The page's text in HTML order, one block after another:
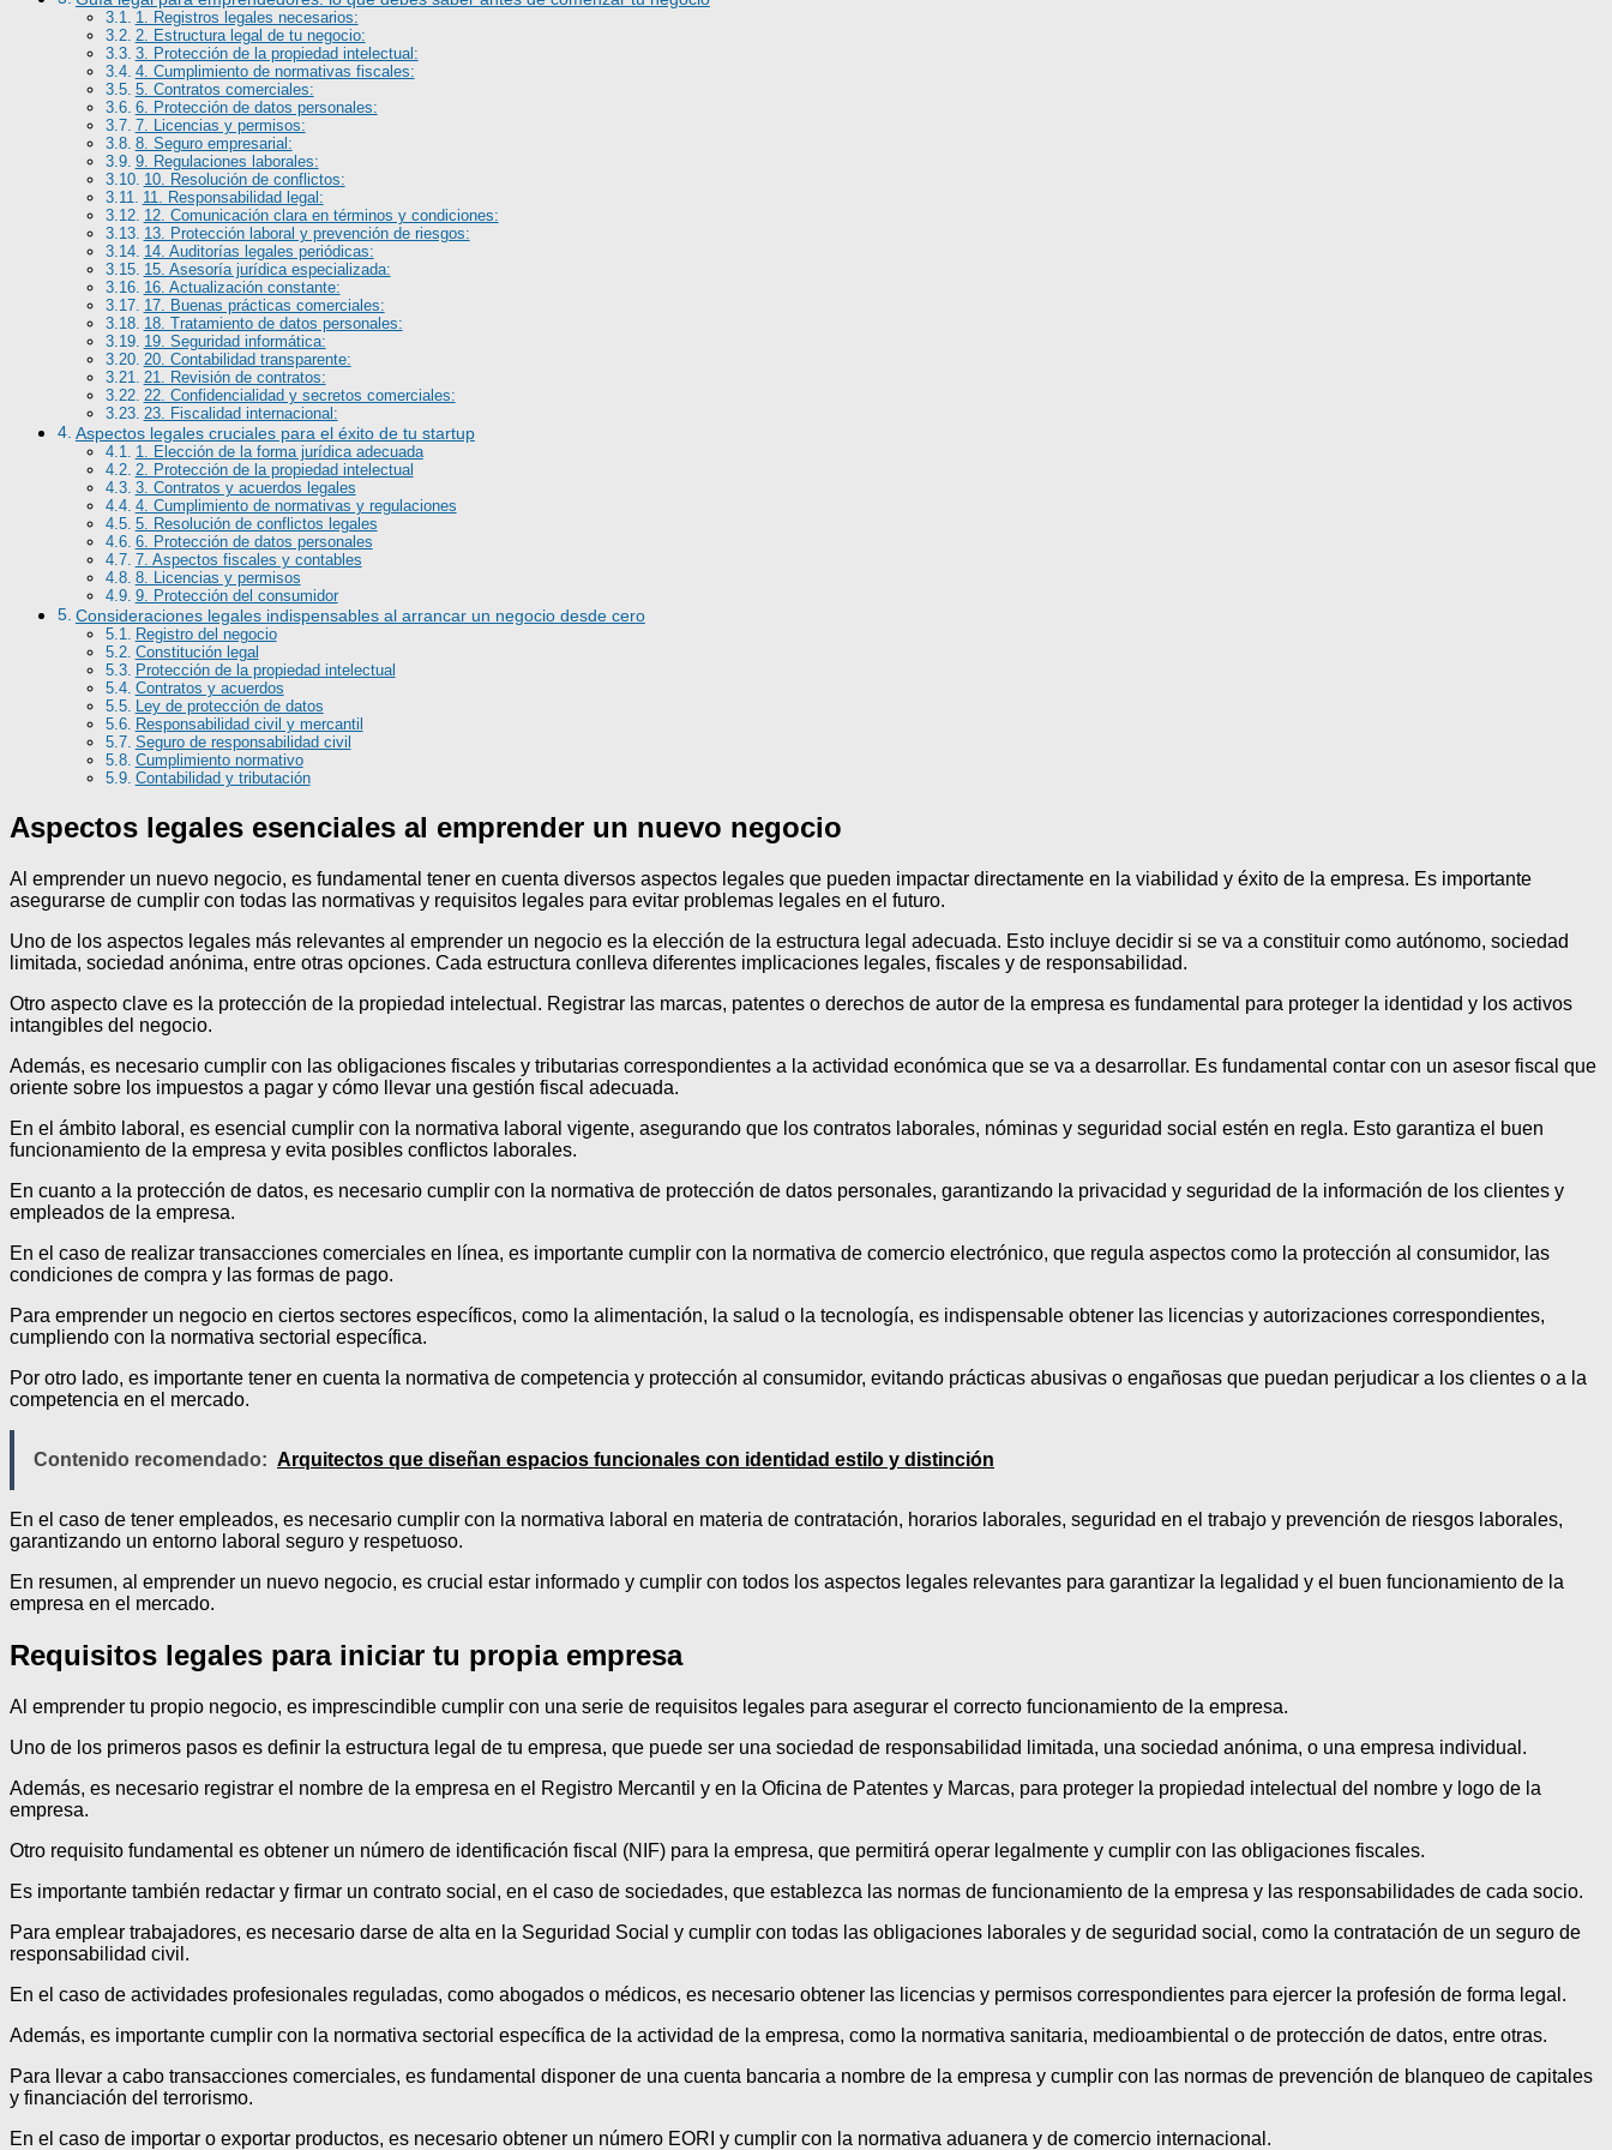
1. Registros legales necesarios:
2. Estructura legal de tu negocio:
3. Protección de la propiedad intelectual:
4. Cumplimiento de normativas fiscales:
5. Contratos comerciales:
6. Protección de datos personales:
7. Licencias y permisos:
8. Seguro empresarial:
9. Regulaciones laborales:
10. Resolución de conflictos:
11. Responsabilidad legal:
12. Comunicación clara en términos y condiciones:
13. Protección laboral y prevención de riesgos:
14. Auditorías legales periódicas:
15. Asesoría jurídica especializada:
16. Actualización constante:
17. Buenas prácticas comerciales:
18. Tratamiento de datos personales:
19. Seguridad informática:
20. Contabilidad transparente:
21. Revisión de contratos:
22. Confidencialidad y secretos comerciales:
23. Fiscalidad internacional:
Aspectos legales cruciales para el éxito de tu startup
1. Elección de la forma jurídica adecuada
2. Protección de la propiedad intelectual
3. Contratos y acuerdos legales
4. Cumplimiento de normativas y regulaciones
5. Resolución de conflictos legales
6. Protección de datos personales
7. Aspectos fiscales y contables
8. Licencias y permisos
9. Protección del consumidor
Consideraciones legales indispensables al arrancar un negocio desde cero
Registro del negocio
Constitución legal
Protección de la propiedad intelectual
Contratos y acuerdos
Ley de protección de datos
Responsabilidad civil y mercantil
Seguro de responsabilidad civil
Cumplimiento normativo
Contabilidad y tributación
Aspectos legales esenciales al emprender un nuevo negocio
Al emprender un nuevo negocio, es fundamental tener en cuenta diversos aspectos legales que pueden impactar directamente en la viabilidad y éxito de la empresa. Es importante
asegurarse de cumplir con todas las normativas y requisitos legales para evitar problemas legales en el futuro.
Uno de los aspectos legales más relevantes al emprender un negocio es la elección de la estructura legal adecuada. Esto incluye decidir si se va a constituir como autónomo, sociedad
limitada, sociedad anónima, entre otras opciones. Cada estructura conlleva diferentes implicaciones legales, fiscales y de responsabilidad.
Otro aspecto clave es la protección de la propiedad intelectual. Registrar las marcas, patentes o derechos de autor de la empresa es fundamental para proteger la identidad y los activos
intangibles del negocio.
Además, es necesario cumplir con las obligaciones fiscales y tributarias correspondientes a la actividad económica que se va a desarrollar. Es fundamental contar con un asesor fiscal que
oriente sobre los impuestos a pagar y cómo llevar una gestión fiscal adecuada.
En el ámbito laboral, es esencial cumplir con la normativa laboral vigente, asegurando que los contratos laborales, nóminas y seguridad social estén en regla. Esto garantiza el buen
funcionamiento de la empresa y evita posibles conflictos laborales.
En cuanto a la protección de datos, es necesario cumplir con la normativa de protección de datos personales, garantizando la privacidad y seguridad de la información de los clientes y
empleados de la empresa.
En el caso de realizar transacciones comerciales en línea, es importante cumplir con la normativa de comercio electrónico, que regula aspectos como la protección al consumidor, las
condiciones de compra y las formas de pago.
Para emprender un negocio en ciertos sectores específicos, como la alimentación, la salud o la tecnología, es indispensable obtener las licencias y autorizaciones correspondientes,
cumpliendo con la normativa sectorial específica.
Por otro lado, es importante tener en cuenta la normativa de competencia y protección al consumidor, evitando prácticas abusivas o engañosas que puedan perjudicar a los clientes o a la
competencia en el mercado.
Contenido recomendado: Arquitectos que diseñan espacios funcionales con identidad estilo y distinción
En el caso de tener empleados, es necesario cumplir con la normativa laboral en materia de contratación, horarios laborales, seguridad en el trabajo y prevención de riesgos laborales,
garantizando un entorno laboral seguro y respetuoso.
En resumen, al emprender un nuevo negocio, es crucial estar informado y cumplir con todos los aspectos legales relevantes para garantizar la legalidad y el buen funcionamiento de la
empresa en el mercado.
Requisitos legales para iniciar tu propia empresa
Al emprender tu propio negocio, es imprescindible cumplir con una serie de requisitos legales para asegurar el correcto funcionamiento de la empresa.
Uno de los primeros pasos es definir la estructura legal de tu empresa, que puede ser una sociedad de responsabilidad limitada, una sociedad anónima, o una empresa individual.
Además, es necesario registrar el nombre de la empresa en el Registro Mercantil y en la Oficina de Patentes y Marcas, para proteger la propiedad intelectual del nombre y logo de la
empresa.
Otro requisito fundamental es obtener un número de identificación fiscal (NIF) para la empresa, que permitirá operar legalmente y cumplir con las obligaciones fiscales.
Es importante también redactar y firmar un contrato social, en el caso de sociedades, que establezca las normas de funcionamiento de la empresa y las responsabilidades de cada socio.
Para emplear trabajadores, es necesario darse de alta en la Seguridad Social y cumplir con todas las obligaciones laborales y de seguridad social, como la contratación de un seguro de
responsabilidad civil.
En el caso de actividades profesionales reguladas, como abogados o médicos, es necesario obtener las licencias y permisos correspondientes para ejercer la profesión de forma legal.
Además, es importante cumplir con la normativa sectorial específica de la actividad de la empresa, como la normativa sanitaria, medioambiental o de protección de datos, entre otras.
Para llevar a cabo transacciones comerciales, es fundamental disponer de una cuenta bancaria a nombre de la empresa y cumplir con las normas de prevención de blanqueo de capitales
y financiación del terrorismo.
En el caso de importar o exportar productos, es necesario obtener un número EORI y cumplir con la normativa aduanera y de comercio internacional.